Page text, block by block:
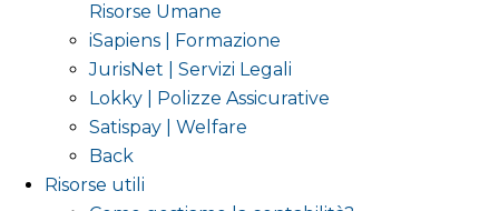
Risorse Umane
iSapiens | Formazione
JurisNet | Servizi Legali
Lokky | Polizze Assicurative
Satispay | Welfare
Back
Risorse utili